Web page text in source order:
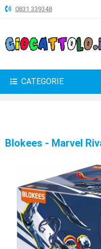
ANIMALI
BAMBOLE
PELUCHE-
GADGET
PRIMA
INFANZIA
0831 339348
CATEGORIE
Blokees - Marvel